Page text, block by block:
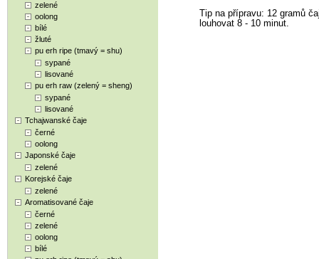
zelené
oolong
bílé
žluté
pu erh ripe (tmavý = shu)
sypané
lisované
pu erh raw (zelený = sheng)
sypané
lisované
Tchajwanské čaje
černé
oolong
Japonské čaje
zelené
Korejské čaje
zelené
Aromatisované čaje
černé
zelené
oolong
bílé
Tip na přípravu: 12 gramů
louhovat 8 - 10 minut.